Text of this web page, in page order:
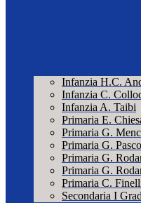
Infanzia H.C.
Infanzia C.
Infanzia A. Taibi
Primaria E.
Primaria G.
Primaria G.
Primaria G.
Primaria G.
Primaria C.
Secondaria I